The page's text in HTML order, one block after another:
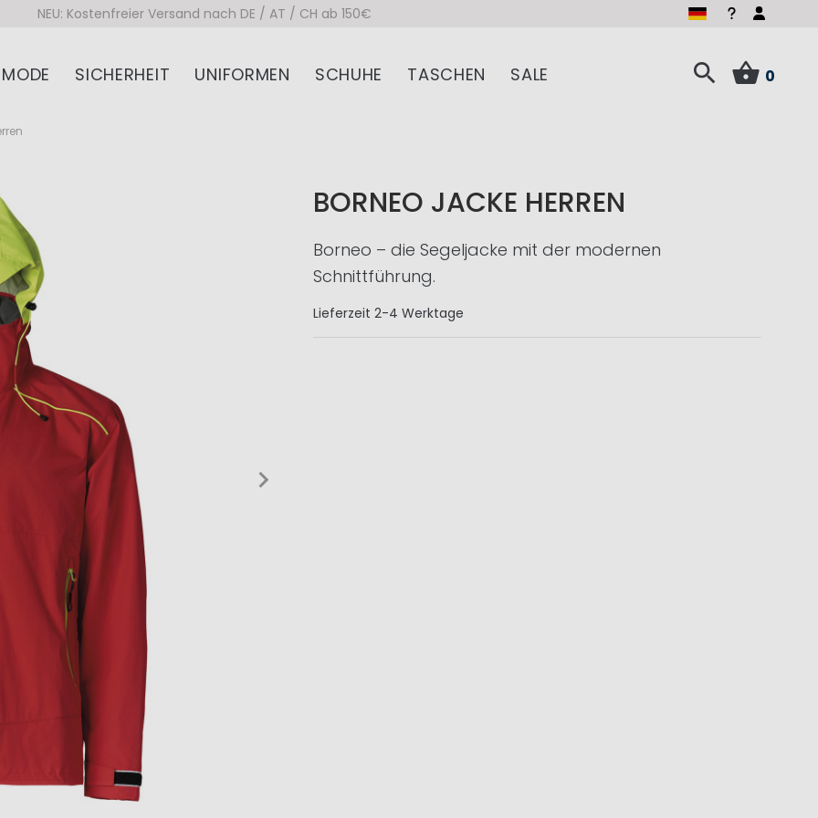
NEU: Kostenfreier Versand nach DE / AT / CH ab 150€
MODE SICHERHEIT UNIFORMEN SCHUHE TASCHEN SALE 0
BORNEO JACKE HERREN
Borneo – die Segeljacke mit der modernen
Schnittführung.
Lieferzeit 2-4 Werktage